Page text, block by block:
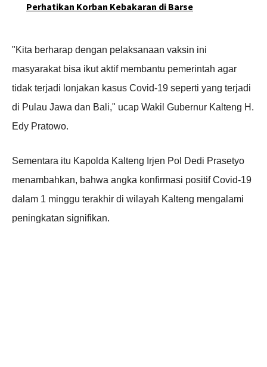
Perhatikan Korban Kebakaran di Barse
"Kita berharap dengan pelaksanaan vaksin ini
masyarakat bisa ikut aktif membantu pemerintah agar
tidak terjadi lonjakan kasus Covid-19 seperti yang terjadi
di Pulau Jawa dan Bali," ucap Wakil Gubernur Kalteng H.
Edy Pratowo.
Sementara itu Kapolda Kalteng Irjen Pol Dedi Prasetyo
menambahkan, bahwa angka konfirmasi positif Covid-19
dalam 1 minggu terakhir di wilayah Kalteng mengalami
peningkatan signifikan.